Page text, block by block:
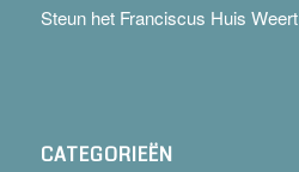
Steun het Franciscus Huis Weert
CATEGORIEËN